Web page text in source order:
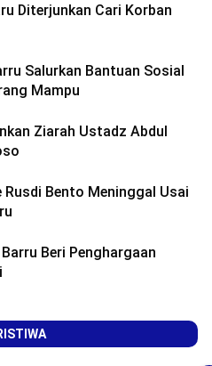
Diterjunkan Cari Korban
Salurkan Bantuan Sosial
Mampu
Ziarah Ustadz Abdul
Rusdi Bento Meninggal Usai
Beri Penghargaan